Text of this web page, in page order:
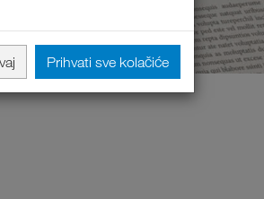
Prihvati sve kolačiće